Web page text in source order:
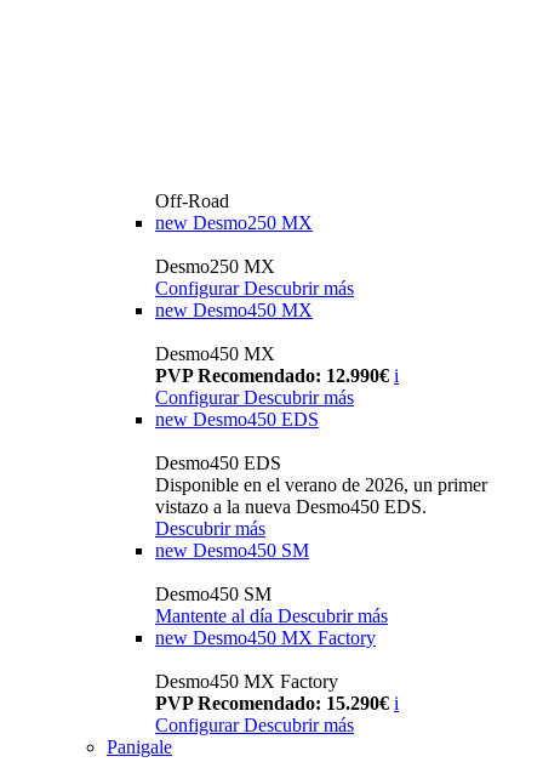
Off-Road
new Desmo250 MX
Desmo250 MX
Configurar Descubrir más
new Desmo450 MX
Desmo450 MX
PVP Recomendado: 12.990€ i
Configurar Descubrir más
new Desmo450 EDS
Desmo450 EDS
Disponible en el verano de 2026, un primer
vistazo a la nueva Desmo450 EDS.
Descubrir más
new Desmo450 SM
Desmo450 SM
Mantente al día Descubrir más
new Desmo450 MX Factory
Desmo450 MX Factory
PVP Recomendado: 15.290€ i
Configurar Descubrir más
Panigale